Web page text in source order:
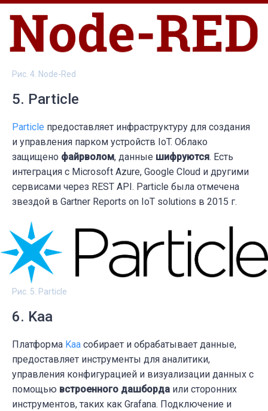
Рис. 4. Node-Red
5. Particle
Particle предоставляет инфраструктуру для создания
и управления парком устройств IoT. Облако
защищено файрволом, данные шифруются. Есть
интеграция с Microsoft Azure, Google Cloud и другими
сервисами через REST API. Particle была отмечена
звездой в Gartner Reports on IoT solutions в 2015 г.
Рис. 5. Particle
6. Kaa
Платформа Kaa собирает и обрабатывает данные,
предоставляет инструменты для аналитики,
управления конфигурацией и визуализации данных с
помощью встроенного дашборда или сторонних
инструментов, таких как Grafana. Подключение и